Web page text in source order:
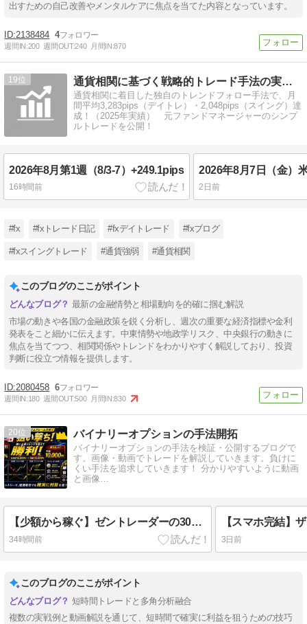
出すための自己改善やメンタルケアに焦点を当てた内容となっています。
2138484 4
週間IN:200 週間OUT:240 月間IN:870
19 通貨相関に基づく戦略的トレード手法の実践LOG
通貨相関に着目した独自のトレンドフォロー手法で、月
間平均3,283pips（デイトレ）・2,048pips（スイング）達
成！（2025年実績） 元ファンドマネージャーのシンプ
ルトレードを公開！
2026年8月第1週（8/3-7）+249.1pips
16時間前
2026年8月7日（金）
2日前
#fx #fxトレード日記 #fxデイトレード #fxブログ
#fxスイングトレード #通貨強弱 #通貨相関
このブログのここがポイント
最新の金融情勢と相場動向を的確に掴む解説
市場の動きや各国の金融政策を鋭く分析し、週次の重要な経済指標や金利
発表をこと細かに伝えます。中東情勢や地政学リスク、中央銀行の動きに
焦点を当てつつ、相関関係やトレンドをわかりやすく解説しており、投資
判断に役立つ情報を提供します。
2080458 6
週間IN:180 週間OUT:500 月間IN:830
20 バイナリーオプションの手法開拓
バイナリーオプションの手法を検証・公開するブログで
す。画像・動画でトレードを解説していきます。負けに
くい手法を追求していきます！ 分かりやすいように動画
と画像…
【少額から稼ぐ】ゼントレーダーの30秒取引で勝率アップ！マルチタイムフレーム分析のコツ大公開
34時間前 3日前
このブログのここがポイント
短時間トレードと多角分析融合
複数の実戦例と動画解説を通じて、短時間で確実に利益を狙うための技巧